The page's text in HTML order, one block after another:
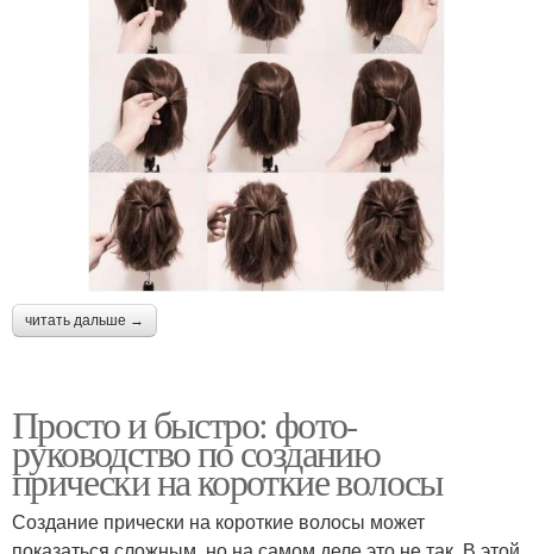
читать дальше →
Просто и быстро: фото-
руководство по созданию
прически на короткие волосы
Создание прически на короткие волосы может